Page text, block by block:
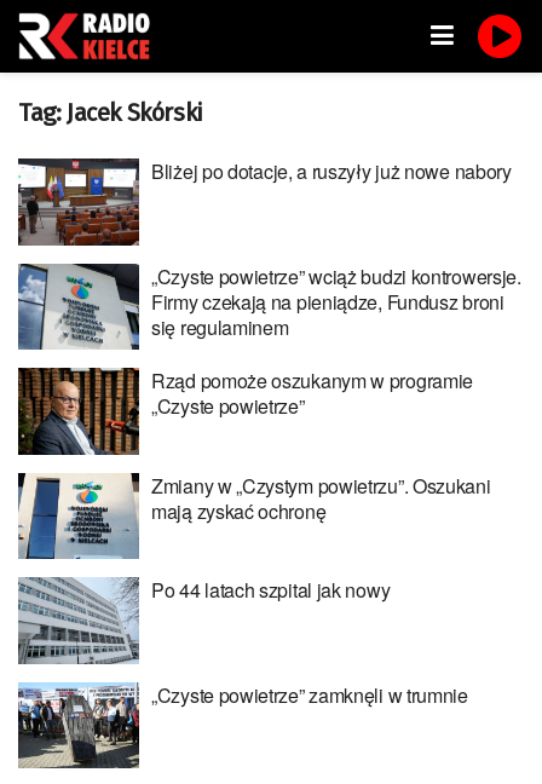
Tag: Jacek Skórski
Bliżej po dotacje, a ruszyły już nowe nabory
„Czyste powietrze” wciąż budzi kontrowersje.
Firmy czekają na pieniądze, Fundusz broni
się regulaminem
Rząd pomoże oszukanym w programie
„Czyste powietrze”
Zmiany w „Czystym powietrzu”. Oszukani
mają zyskać ochronę
Po 44 latach szpital jak nowy
„Czyste powietrze” zamknęli w trumnie